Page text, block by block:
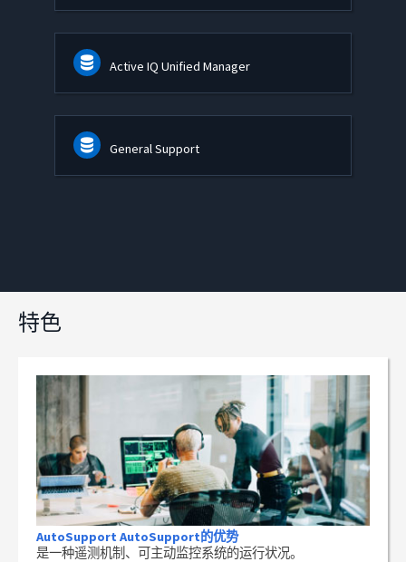
Active IQ Unified Manager
General Support
特色
AutoSupport AutoSupport的优势
是一种遥测机制、可主动监控系统的运行状况。